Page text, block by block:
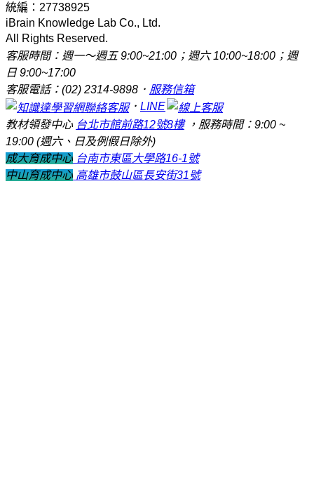
統編：27738925
iBrain Knowledge Lab Co., Ltd.
All Rights Reserved.
客服時間：週一～週五 9:00~21:00；週六 10:00~18:00；週
日 9:00~17:00
客服電話：(02) 2314-9898． 服務信箱
． LINE
教材領發中心 台北市館前路12號8樓，服務時間：9:00 ~
19:00 (週六、日及例假日除外)
成大育成中心 台南市東區大學路16-1號
中山育成中心 高雄市鼓山區長安街31號